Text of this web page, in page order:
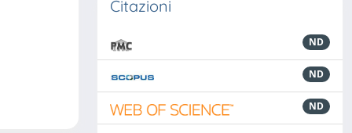
Citazioni
ND
ND
ND